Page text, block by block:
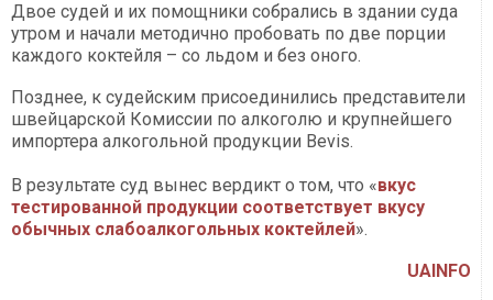
Двое судей и их помощники собрались в здании суда
утром и начали методично пробовать по две порции
каждого коктейля – со льдом и без оного.
Позднее, к судейским присоединились представители
швейцарской Комиссии по алкоголю и крупнейшего
импортера алкогольной продукции Bevis.
В результате суд вынес вердикт о том, что «вкус
тестированной продукции соответствует вкусу
обычных слабоалкогольных коктейлей».
UAINFO